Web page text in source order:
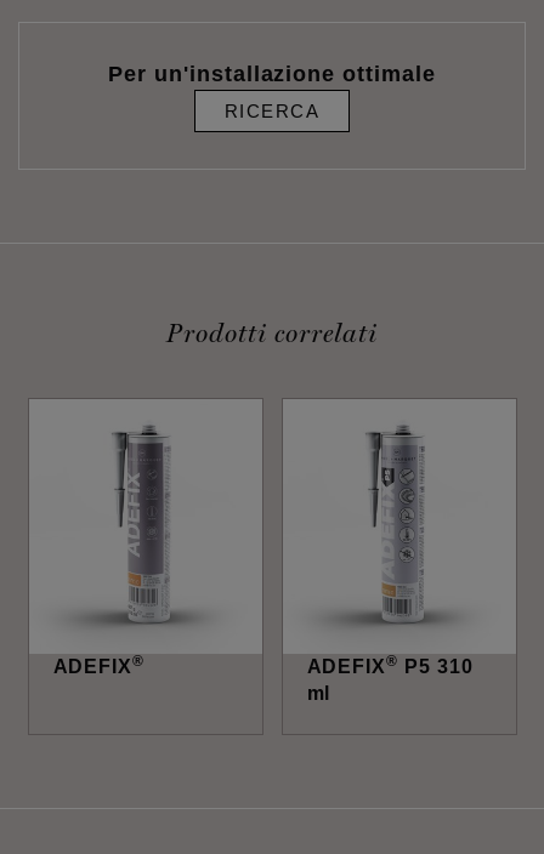
Per un'installazione ottimale
RICERCA
Prodotti correlati
ADEFIX® ADEFIX®
P5 310
ml